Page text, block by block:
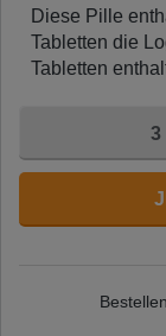
Diese Pille
Tabletten die
Tabletten
3